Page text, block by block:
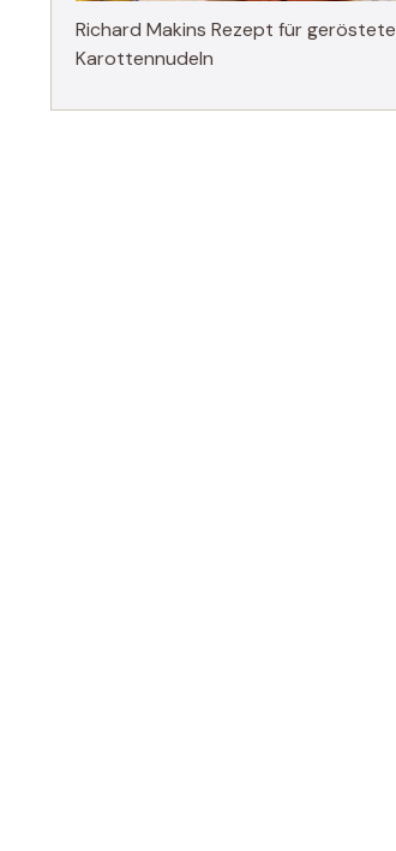
Richard Makins Rezept für geröstete
Karottennudeln